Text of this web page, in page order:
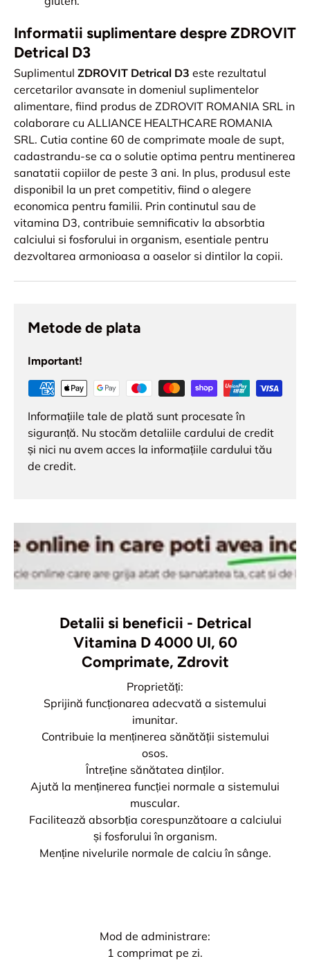
Informatii suplimentare despre ZDROVIT
Detrical D3
Suplimentul ZDROVIT Detrical D3 este rezultatul
cercetarilor avansate in domeniul suplimentelor
alimentare, fiind produs de ZDROVIT ROMANIA SRL in
colaborare cu ALLIANCE HEALTHCARE ROMANIA
SRL. Cutia contine 60 de comprimate moale de supt,
cadastrandu-se ca o solutie optima pentru mentinerea
sanatatii copiilor de peste 3 ani. In plus, produsul este
disponibil la un pret competitiv, fiind o alegere
economica pentru familii. Prin continutul sau de
vitamina D3, contribuie semnificativ la absorbtia
calciului si fosforului in organism, esentiale pentru
dezvoltarea armonioasa a oaselor si dintilor la copii.
Metode de plata
Important!
Informațiile tale de plată sunt procesate în
siguranță. Nu stocăm detaliile cardului de credit
și nici nu avem acces la informațiile cardului tău
de credit.
Detalii si beneficii - Detrical
Vitamina D 4000 UI, 60
Comprimate, Zdrovit
Proprietăți:
Sprijină funcționarea adecvată a sistemului
imunitar.
Contribuie la menținerea sănătății sistemului
osos.
Întreține sănătatea dinților.
Ajută la menținerea funcției normale a sistemului
muscular.
Facilitează absorbția corespunzătoare a calciului
și fosforului în organism.
Menține nivelurile normale de calciu în sânge.
Mod de administrare:
1 comprimat pe zi.